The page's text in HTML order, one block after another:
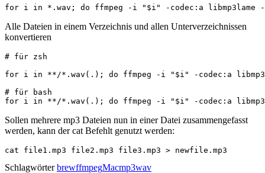
for i in *.wav; do ffmpeg -i "$i" -codec:a libmp3lame -
Alle Dateien in einem Verzeichnis und allen Unterverzeichnissen
konvertieren
# für zsh
for i in **/*.wav(.); do ffmpeg -i "$i" -codec:a
# für bash
for i in **/*.wav(.); do ffmpeg -i "$i" -codec:a
Sollen mehrere mp3 Dateien nun in einer Datei zusammengefasst
werden, kann der cat Befehlt genutzt werden:
cat file1.mp3 file2.mp3 file3.mp3 > newfile.mp3
Schlagwörter brewffmpegMacmp3wav